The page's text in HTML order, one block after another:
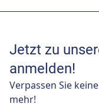
Jetzt zu
anmelden!
Verpassen Sie
mehr!